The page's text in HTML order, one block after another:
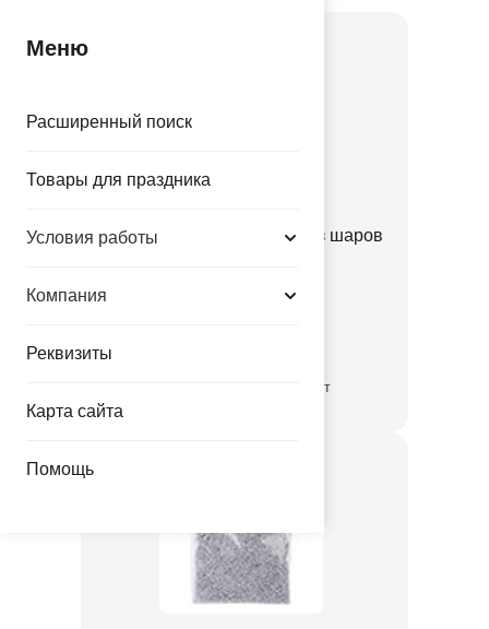
Меню
Расширенный поиск
Товары для праздника
Условия работы
Компания
Реквизиты
Карта сайта
Помощь
Набор Арка серебряная из шаров
временно отсутствует